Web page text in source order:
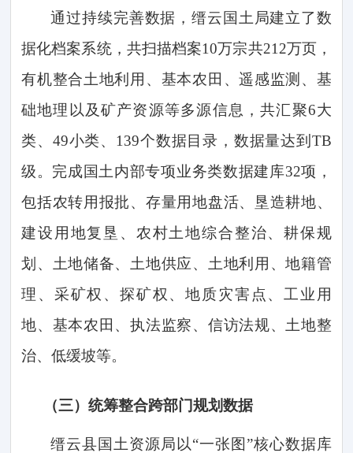
通过持续完善数据，缙云国土局建立了数
据化档案系统，共扫描档案10万宗共212万页，
有机整合土地利用、基本农田、遥感监测、基
础地理以及矿产资源等多源信息，共汇聚6大
类、49小类、 1 39个数据目录，数据量达到 TB
级。完成国土内部专项业务类数据建库32项，
包括农转用报批、存量用地盘活、垦造耕地、
建设用地复垦、农村土地综合整治、耕保规
划、土地储备、土地供应、土地利用、地籍管
理、采矿权、探矿权、地质灾害点、工业用
地、基本农田、执法监察、信访法规、土地整
治、低缓坡等。
（三）统筹整合跨部门规划数据
缙云县国土资源局以“一张图”核心数据库